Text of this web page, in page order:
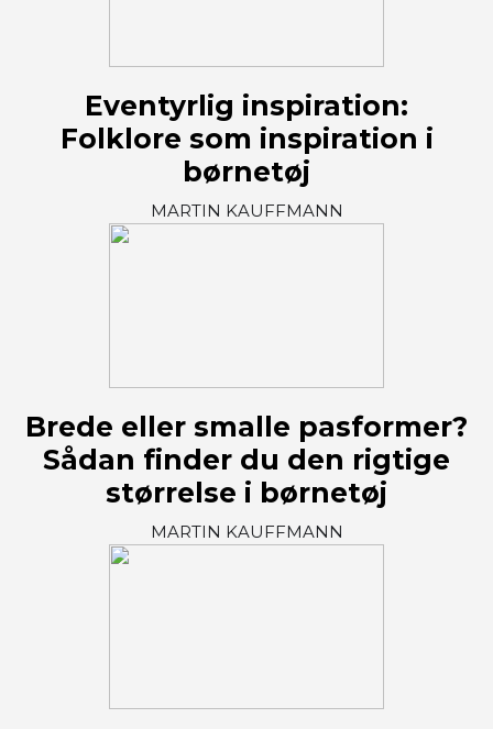
Eventyrlig inspiration:
Folklore som inspiration i
børnetøj
MARTIN KAUFFMANN
Brede eller smalle pasformer?
Sådan finder du den rigtige
størrelse i børnetøj
MARTIN KAUFFMANN